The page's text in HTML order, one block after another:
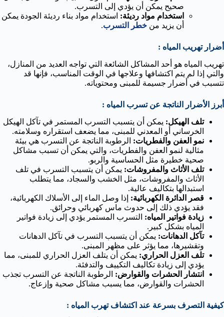
صحيح يمكن أن يؤدي إلى التسرب.
استخدام مواد رديئة: استخدام مواد بناء رديئة الجودة يمكن
أن يزيد من خطر التسرب.
أضرار تهريب المياه :
تهريب المياه هو أحد المشاكل الشائعة التي تواجه العديد من المنازل،
والتي إذا لم يتم اكتشافها وعلاجها في الوقت المناسب، فإنها قد
تتسبب في أضرار جسيمة للمبنى ومحتوياته.
أبرز الأضرار الناتجة عن تسرب المياه :
تلف الهيكل: يمكن أن يتسبب التسرب المستمر في تآكل الهيكل
الخرساني أو المعدني للمبنى، مما يضعف استقراره وسلامته.
نمو العفن والفطريات: الرطوبة الناتجة عن التسرب هي بيئة
مثالية لنمو العفن والفطريات، والتي يمكن أن تسبب مشاكل
صحية خطيرة مثل الحساسية والربو.
تلف الأثاث والمفروشات: يمكن أن يتسبب التسرب في تلف
الأثاث والمفروشات، مثل الخشب والسجاد، مما يتطلب
استبدالها بتكاليف عالية.
قصر الدائرة الكهربائية: إذا وصل الماء إلى الأسلاك الكهربائية،
فقد يؤدي ذلك إلى حدوث ماس كهربائي وحرائق.
زيادة فواتير المياه: التسرب المستمر يؤدي إلى زيادة فواتير
المياه بشكل كبير.
تآكل الدهانات: يمكن أن يتسبب التسرب في تآكل الدهانات
وتقشيرها، مما يؤثر على مظهر المبنى.
تلف العزل الحراري: يمكن أن يتلف العزل الحراري للمبنى، مما
يؤدي إلى زيادة تكاليف التكييف والتدفئة.
انتشار الحشرات والقوارض: الرطوبة الناتجة عن التسرب تجذب
الحشرات والقوارض، مما يسبب مشاكل صحية وإزعاج.
كيفية التصرف بسرعة عند اكتشاف تهرب المياه :